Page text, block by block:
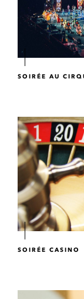
SOIRÉE AU
SOIRÉE CASINO